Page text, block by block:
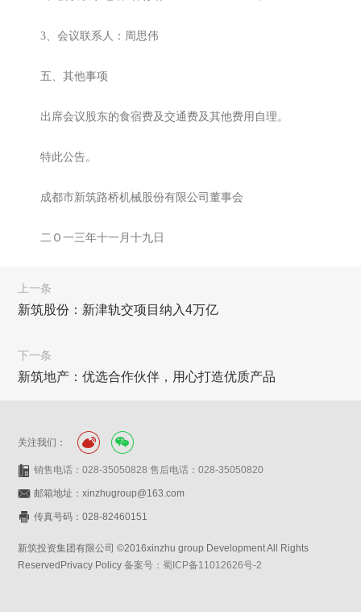
3、会议联系人：周思伟
五、其他事项
出席会议股东的食宿费及交通费及其他费用自理。
特此公告。
成都市新筑路桥机械股份有限公司董事会
二Ｏ一三年十一月十九日
上一条
新筑股份：新津轨交项目纳入4万亿
下一条
新筑地产：优选合作伙伴，用心打造优质产品
关注我们：
销售电话：028-35050828 售后电话：028-35050820
邮箱地址：xinzhugroup@163.com
传真号码：028-82460151
新筑投资集团有限公司 ©2016xinzhu group Development All Rights
ReservedPrivacy Policy备案号：蜀ICP备11012626号-2